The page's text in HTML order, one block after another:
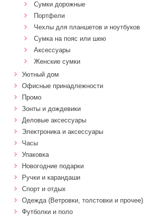
Сумки дорожные
Портфели
Чехлы для планшетов и ноутбуков
Сумка на пояс или шею
Аксессуары
Женские сумки
Уютный дом
Офисные принадлежности
Промо
Зонты и дождевики
Деловые аксессуары
Электроника и аксессуары
Часы
Упаковка
Новогодние подарки
Ручки и карандаши
Спорт и отдых
Одежда (Ветровки, толстовки и прочее)
Футболки и поло